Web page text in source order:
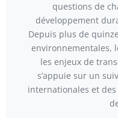
questions de
développement
Depuis plus de
environnementales,
les enjeux de
s’appuie sur un
internationales et